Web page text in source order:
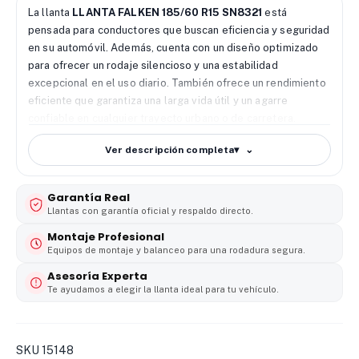
La llanta LLANTA FALKEN 185/60 R15 SN8321 está
pensada para conductores que buscan eficiencia y seguridad
en su automóvil. Además, cuenta con un diseño optimizado
para ofrecer un rodaje silencioso y una estabilidad
excepcional en el uso diario. También ofrece un rendimiento
eficiente que garantiza una larga vida útil y un agarre
🔧 Diseño y desempeñoLa SN832i incorpora tecnología
que mejora la precisión de la dirección y la tracción en
ayuda a distribuir la presión de forma equilibrada para evitar
el desgaste prematuro de la banda de rodadura. También
favorece un manejo cómodo, mejorando la experiencia de
conducción en vehículos modernos y familiares.
🌧️ Agarre y seguridadSu diseño con canales eficientes
frenado confiable en pavimentos mojados. También cuenta
Ver descripción completa▾
Garantía Real
Llantas con garantía oficial y respaldo directo.
Montaje Profesional
Equipos de montaje y balanceo para una rodadura segura.
Asesoría Experta
Te ayudamos a elegir la llanta ideal para tu vehículo.
SKU 15148